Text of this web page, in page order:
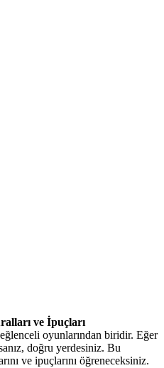
ve İpuçları
oyunlarından biridir. Eğer
doğru yerdesiniz. Bu
ve ipuçlarını öğreneceksiniz.